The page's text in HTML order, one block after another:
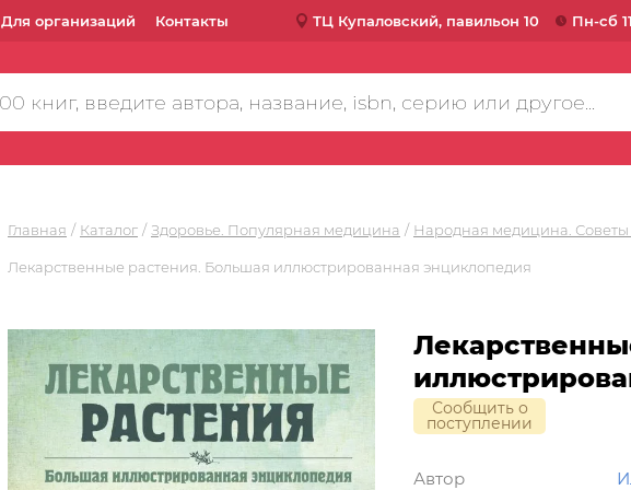
Для организаций Контакты ТЦ Купаловский, павильон 10 Пн-сб
Главная Каталог Здоровье. Популярная медицина Народная медицина. Советы
Лекарственные растения. Большая иллюстрированная энциклопедия
Сообщить о
поступлении
Автор